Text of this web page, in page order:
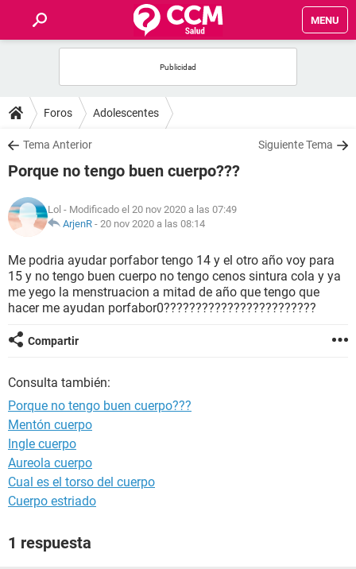
MENU
FOROS
SALUD
FAMILIA
NUTRICIÓN
BIENESTAR
SEXUALIDAD
GLOSARIO
Foros Adolescentes
Tema Anterior Siguiente Tema
Porque no tengo buen cuerpo???
Lol - Modificado el 20 nov 2020 a las 07:49
ArjenR - 20 nov 2020 a las 08:14
Me podria ayudar porfabor tengo 14 y el otro año voy para
15 y no tengo buen cuerpo no tengo cenos sintura cola y ya
me yego la menstruacion a mitad de año que tengo que
hacer me ayudan porfabor0????????????????????????
Compartir
Consulta también:
Porque no tengo buen cuerpo???
Mentón cuerpo
Ingle cuerpo
Aureola cuerpo
Cual es el torso del cuerpo
Cuerpo estriado
1 respuesta